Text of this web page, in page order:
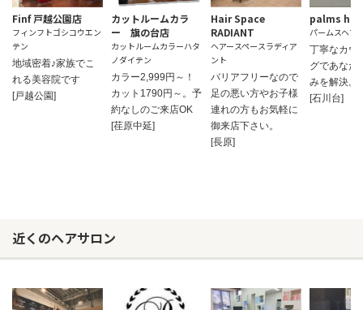
Finf 戸越公園店
フィンフトゴシコウエン
テン
地域密着♪家族でこ
れる美容院です
[戸越公園]
カットルームカラ
ー 旗の台店
カットルームカラーハタ
ノダイテン
カラー2,999円～！
カット1790円～。予
約なしのご来店OK
[荏原中延]
Hair Space
RADIANT
ヘアースペースラディア
ント
バリアフリーなので
足の悪い方やお子様
連れの方もお気軽に
御来店下さい。
[長原]
palms hair
パームスヘア
丁寧なカウ
グであなた
みを解決。
[石川台]
近くのヘアサロン